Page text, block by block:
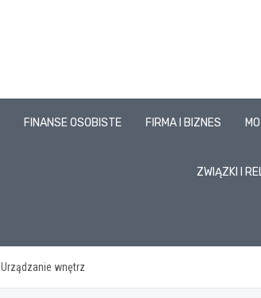
FINANSE OSOBISTE FIRMA I BIZNES
ZWIĄZKI I
Urządzanie wnętrz